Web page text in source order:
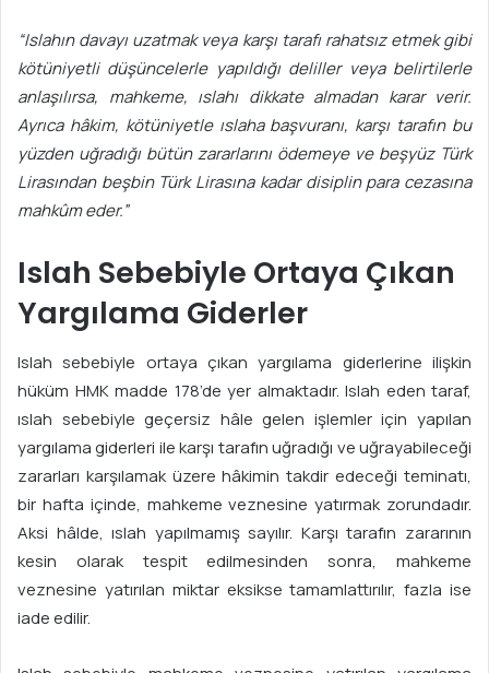
“Islahın davayı uzatmak veya karşı tarafı rahatsız etmek gibi
kötüniyetli düşüncelerle yapıldığı deliller veya belirtilerle
anlaşılırsa, mahkeme, ıslahı dikkate almadan karar verir.
Ayrıca hâkim, kötüniyetle ıslaha başvuranı, karşı tarafın bu
yüzden uğradığı bütün zararlarını ödemeye ve beşyüz Türk
Lirasından beşbin Türk Lirasına kadar disiplin para cezasına
mahkûm eder.”
Islah Sebebiyle Ortaya Çıkan
Yargılama Giderler
Islah sebebiyle ortaya çıkan yargılama giderlerine ilişkin
hüküm HMK madde 178’de yer almaktadır. Islah eden taraf,
ıslah sebebiyle geçersiz hâle gelen işlemler için yapılan
yargılama giderleri ile karşı tarafın uğradığı ve uğrayabileceği
zararları karşılamak üzere hâkimin takdir edeceği teminatı,
bir hafta içinde, mahkeme veznesine yatırmak zorundadır.
Aksi hâlde, ıslah yapılmamış sayılır. Karşı tarafın zararının
kesin olarak tespit edilmesinden sonra, mahkeme
veznesine yatırılan miktar eksikse tamamlattırılır, fazla ise
iade edilir.